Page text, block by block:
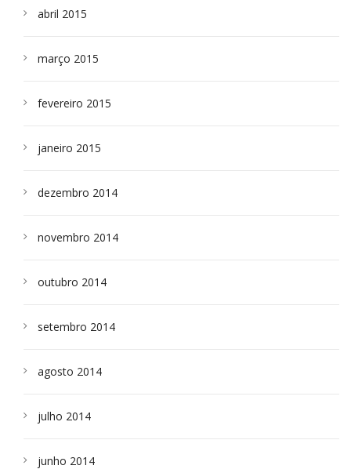
abril 2015
março 2015
fevereiro 2015
janeiro 2015
dezembro 2014
novembro 2014
outubro 2014
setembro 2014
agosto 2014
julho 2014
junho 2014